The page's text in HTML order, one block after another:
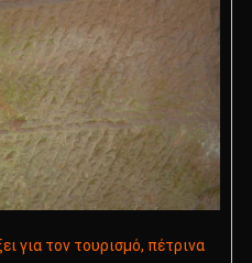
για τον τουρισμό, πέτρινα